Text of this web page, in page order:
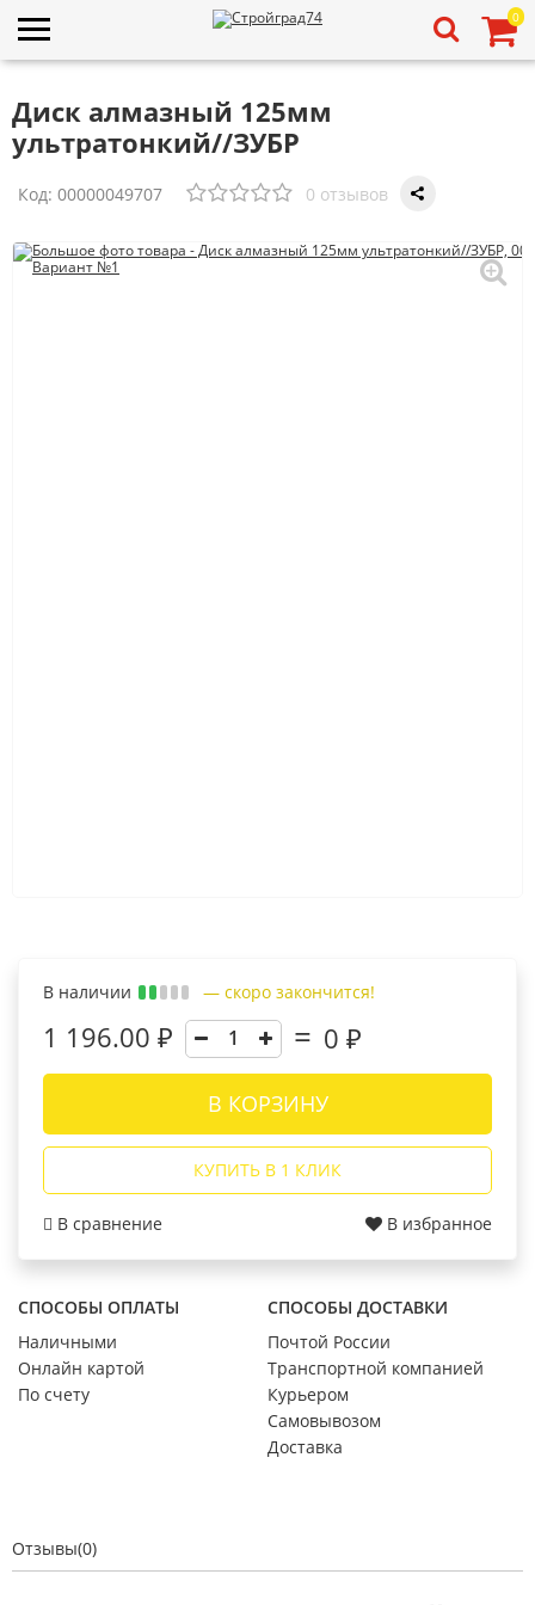
0
Диск алмазный 125мм
ультратонкий//ЗУБР
Код: 00000049707 0 отзывов
В наличии — скоро закончится!
1 196.00 ₽ 0 ₽
В КОРЗИНУ
КУПИТЬ В 1 КЛИК
В сравнение В избранное
СПОСОБЫ ОПЛАТЫ
Наличными
Онлайн картой
По счету
СПОСОБЫ ДОСТАВКИ
Почтой России
Транспортной компанией
Курьером
Самовывозом
Доставка
Отзывы(0)